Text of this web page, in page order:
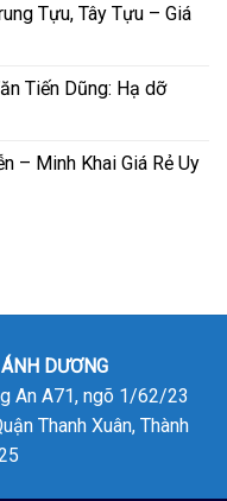
Tựu, Tây Tựu – Giá
Tiến Dũng: Hạ dỡ
– Minh Khai Giá Rẻ Uy
DƯƠNG
An A71, ngõ 1/62/23
Thanh Xuân, Thành